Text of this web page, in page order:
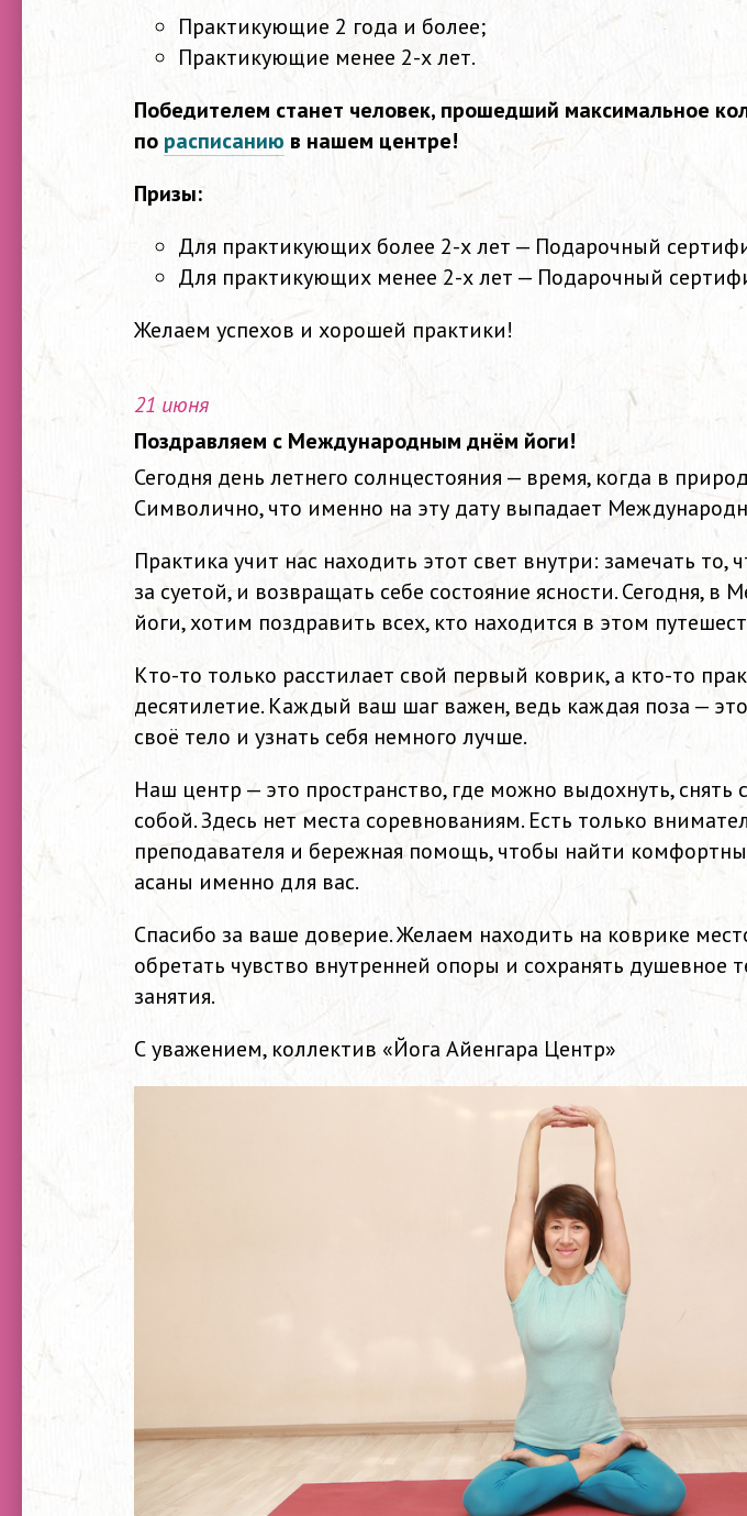
Практикующие 2 года и более;
Практикующие менее 2-х лет.
Победителем станет человек, прошедший максимальное
по расписанию в нашем центре!
Призы:
Для практикующих более 2-х лет — Подарочный
Для практикующих менее 2-х лет — Подарочный
Желаем успехов и хорошей практики!
21 июня
Поздравляем с Международным днём йоги!
Сегодня день летнего солнцестояния — время, когда в
Символично, что именно на эту дату выпадает
Практика учит нас находить этот свет внутри: замечать то,
за суетой, и возвращать себе состояние ясности. Сегодня,
йоги, хотим поздравить всех, кто находится в этом
Кто-то только расстилает свой первый коврик, а кто-то
десятилетие. Каждый ваш шаг важен, ведь каждая поза —
своё тело и узнать себя немного лучше.
Наш центр — это пространство, где можно выдохнуть, снять
собой. Здесь нет места соревнованиям. Есть только
преподавателя и бережная помощь, чтобы найти
асаны именно для вас.
Спасибо за ваше доверие. Желаем находить на коврике
обретать чувство внутренней опоры и сохранять душевное
занятия.
С уважением, коллектив «Йога Айенгара Центр»